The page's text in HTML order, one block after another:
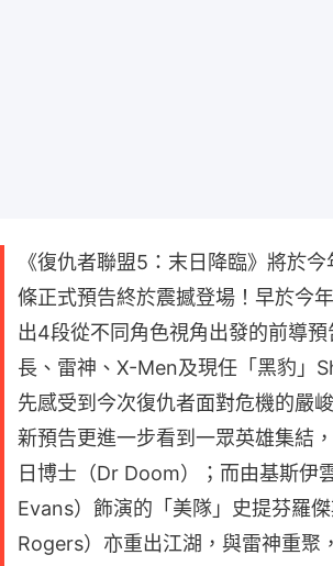
《復仇者聯盟5：末日降臨》將於
條正式預告終於震撼登場！早於今
出4段從不同角色視角出發的前導
長、雷神、X-Men及現任「黑豹」
先感受到今次復仇者面對危機的嚴
新預告更進一步看到一眾英雄集結
日博士（Dr Doom）；而由基斯伊
Evans）飾演的「美隊」史提芬羅
Rogers）亦重出江湖，與雷神重聚